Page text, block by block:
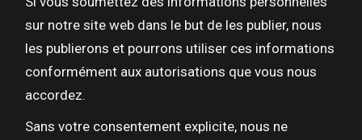
sur notre site web dans le but de les publier, nous
les publierons et pourrons utiliser ces informations
conformément aux autorisations que vous nous
accordez.
Sans votre consentement explicite, nous ne